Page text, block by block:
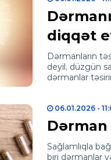
diqqət
Dərmanların
deyil, düzgün
dərmanlar
06.01.2026 -
Sağlamlıqla
biri dərmanlar